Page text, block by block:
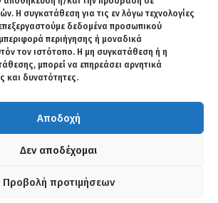
Η συγκατάθεση για τις εν λόγω τεχνολογίες
δεδομένα προσωπικού
περιήγησης ή μοναδικά
τον ιστότοπο. Η μη συγκατάθεση ή η
μπορεί να επηρεάσει αρνητικά
και δυνατότητες.
Αποδοχή
Δεν αποδέχομαι
Προβολή προτιμήσεων
SHOP BLOG ΕΠΙΚΟΙΝΩΝΙΑ